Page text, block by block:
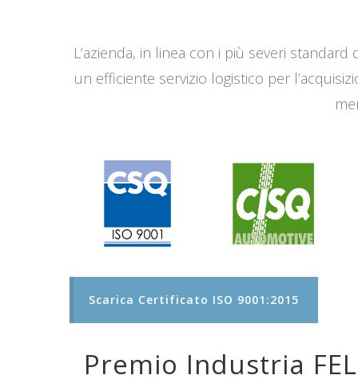
L’azienda, in linea con i più severi
un efficiente servizio logistico per
Scarica Certificato ISO 9001:2015
Premio Industria